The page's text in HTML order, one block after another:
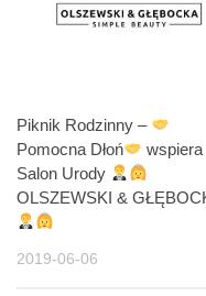
Piknik Rodzinny –
Pomocna Dłoń
wspiera
Salon Urody
OLSZEWSKI &
2019-06-06